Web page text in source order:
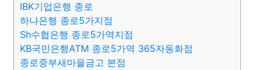
IBK기업은행 종로
하나은행 종로5가지점
Sh수협은행 종로5가역지점
KB국민은행ATM 종로5가역 365자동화점
종로중부새마을금고 본점